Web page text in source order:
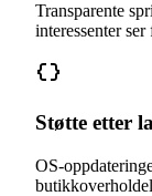
Transparente
interessenter
Støtte etter
OS-